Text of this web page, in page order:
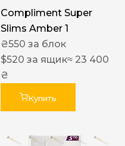
Compliment Super
Slims Amber 1
₴550 за блок
$520 за ящик≈ 23 400
₴
Купить